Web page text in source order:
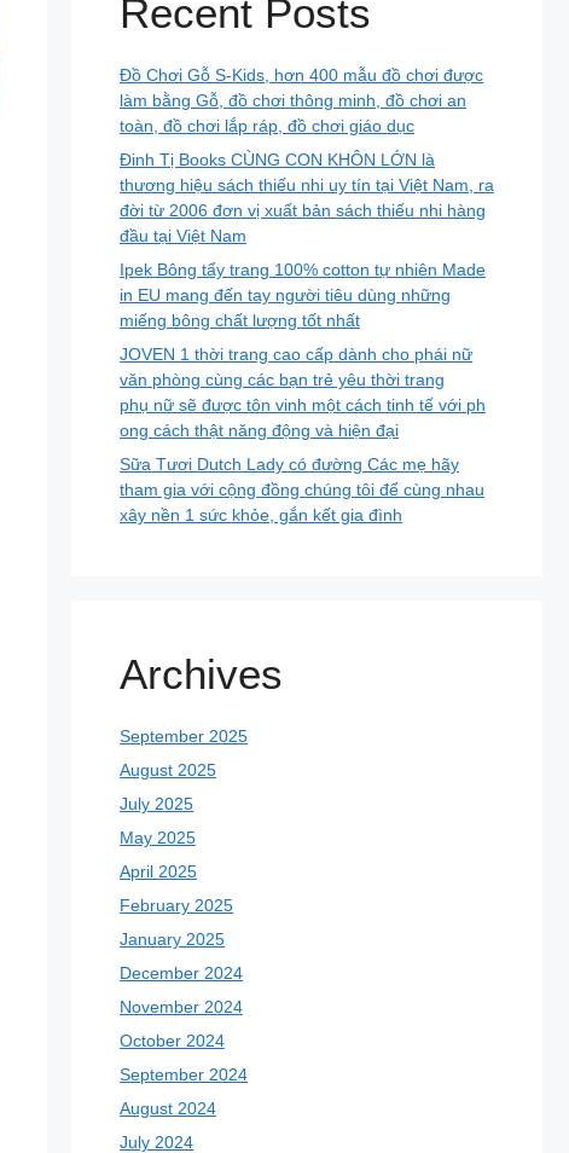
Recent Posts
Đồ Chơi Gỗ S-Kids, hơn 400 mẫu đồ chơi được
làm bằng Gỗ, đồ chơi thông minh, đồ chơi an
toàn, đồ chơi lắp ráp, đồ chơi giáo dục
Đinh Tị Books CÙNG CON KHÔN LỚN là
thương hiệu sách thiếu nhi uy tín tại Việt Nam, ra
đời từ 2006 đơn vị xuất bản sách thiếu nhi hàng
đầu tại Việt Nam
Ipek Bông tẩy trang 100% cotton tự nhiên Made
in EU mang đến tay người tiêu dùng những
miếng bông chất lượng tốt nhất
JOVEN 1 thời trang cao cấp dành cho phái nữ
văn phòng cùng các bạn trẻ yêu thời trang
phụ nữ sẽ được tôn vinh một cách tinh tế với ph
ong cách thật năng động và hiện đại
Sữa Tươi Dutch Lady có đường Các mẹ hãy
tham gia với cộng đồng chúng tôi để cùng nhau
xây nền 1 sức khỏe, gắn kết gia đình
Archives
September 2025
August 2025
July 2025
May 2025
April 2025
February 2025
January 2025
December 2024
November 2024
October 2024
September 2024
August 2024
July 2024